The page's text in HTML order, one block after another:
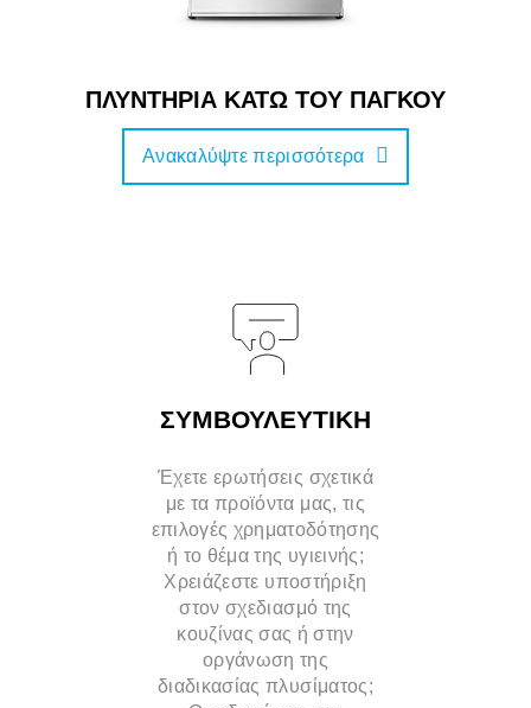
ΠΛΥΝΤΗΡΙΑ ΚΑΤΩ ΤΟΥ ΠΑΓΚΟΥ
Ανακαλύψτε περισσότερα
ΣΥΜΒΟΥΛΕΥΤΙΚΗ
Έχετε ερωτήσεις σχετικά
με τα προϊόντα μας, τις
επιλογές χρηματοδότησης
ή το θέμα της υγιεινής;
Χρειάζεστε υποστήριξη
στον σχεδιασμό της
κουζίνας σας ή στην
οργάνωση της
διαδικασίας πλυσίματος;